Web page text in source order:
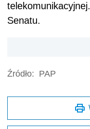
Senatu.
Źródło: PAP